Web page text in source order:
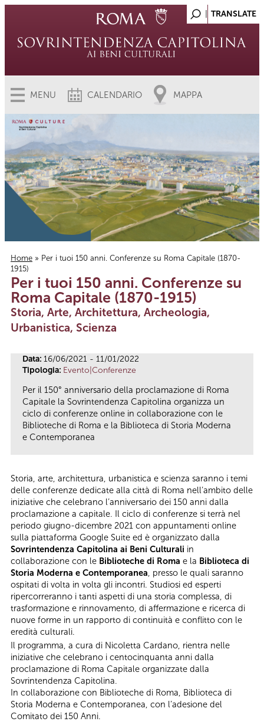
MENU CALENDARIO MAPPA
Tu sei qui
Home » Per i tuoi 150 anni. Conferenze su Roma Capitale (1870-
1915)
Per i tuoi 150 anni. Conferenze su
Roma Capitale (1870-1915)
Storia, Arte, Architettura, Archeologia,
Urbanistica, Scienza
Data: 16/06/2021 - 11/01/2022
Tipologia: Evento|Conferenze
Per il 150° anniversario della proclamazione di Roma
Capitale la Sovrintendenza Capitolina organizza un
ciclo di conferenze online in collaborazione con le
Biblioteche di Roma e la Biblioteca di Storia Moderna
e Contemporanea
Storia, arte, architettura, urbanistica e scienza saranno i temi
delle conferenze dedicate alla città di Roma nell’ambito delle
iniziative che celebrano l’anniversario dei 150 anni dalla
proclamazione a capitale. Il ciclo di conferenze si terrà nel
periodo giugno-dicembre 2021 con appuntamenti online
sulla piattaforma Google Suite ed è organizzato dalla
Sovrintendenza Capitolina ai Beni Culturali in
collaborazione con le Biblioteche di Roma e la Biblioteca di
Storia Moderna e Contemporanea, presso le quali saranno
ospitati di volta in volta gli incontri. Studiosi ed esperti
ripercorreranno i tanti aspetti di una storia complessa, di
trasformazione e rinnovamento, di affermazione e ricerca di
nuove forme in un rapporto di continuità e conflitto con le
eredità culturali.
Il programma, a cura di Nicoletta Cardano, rientra nelle
iniziative che celebrano i centocinquanta anni dalla
proclamazione di Roma Capitale organizzate dalla
Sovrintendenza Capitolina.
In collaborazione con Biblioteche di Roma, Biblioteca di
Storia Moderna e Contemporanea, con l’adesione del
Comitato dei 150 Anni.